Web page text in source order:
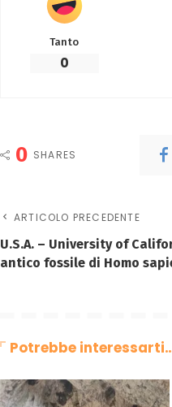
Tanto
0
0 SHARES
ARTICOLO PRECEDENTE
U.S.A. – University of
antico fossile di Homo
Potrebbe